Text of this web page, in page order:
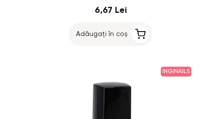
6,67 Lei
Adăugați în coș
INGINAILS